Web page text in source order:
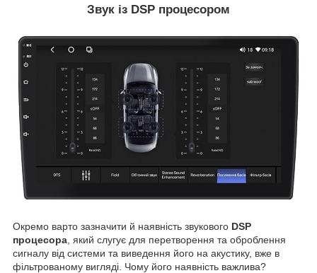
Звук із DSP процесором
Окремо варто зазначити й наявність звукового DSP
процесора , який слугує для перетворення та оброблення
сигналу від системи та виведення його на акустику, вже в
фільтрованому вигляді. Чому його наявність важлива?